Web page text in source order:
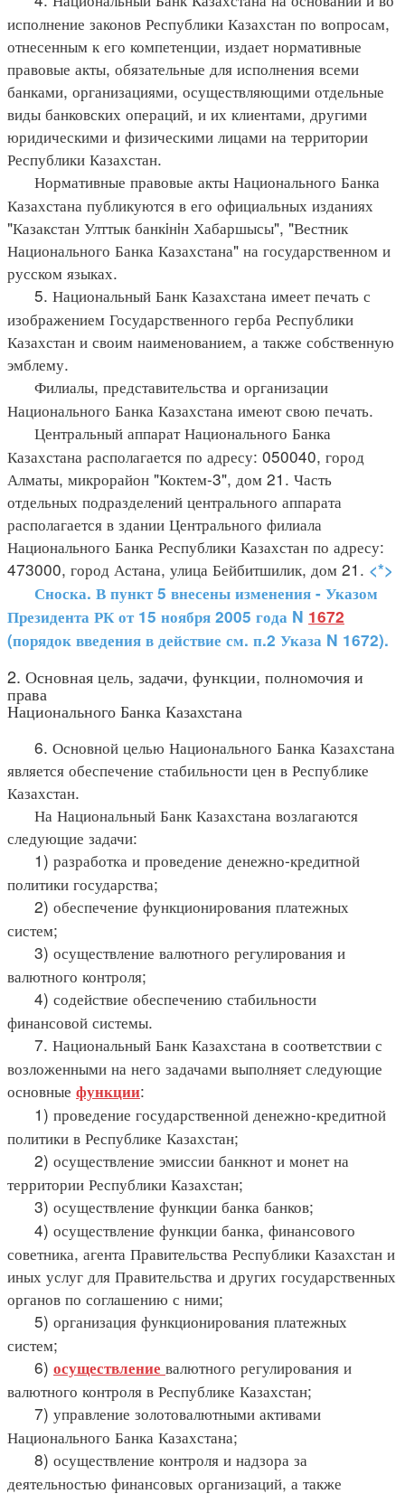
исполнение законов Республики Казахстан по вопросам,
отнесенным к его компетенции, издает нормативные
правовые акты, обязательные для исполнения всеми
банками, организациями, осуществляющими отдельные
виды банковских операций, и их клиентами, другими
юридическими и физическими лицами на территории
Республики Казахстан.
Нормативные правовые акты Национального Банка
Казахстана публикуются в его официальных изданиях
"Казакстан Улттык банкiнiн Хабаршысы", "Вестник
Национального Банка Казахстана" на государственном и
русском языках.
5. Национальный Банк Казахстана имеет печать с
изображением Государственного герба Республики
Казахстан и своим наименованием, а также собственную
эмблему.
Филиалы, представительства и организации
Национального Банка Казахстана имеют свою печать.
Центральный аппарат Национального Банка
Казахстана располагается по адресу: 050040, город
Алматы, микрорайон "Коктем-3", дом 21. Часть
отдельных подразделений центрального аппарата
располагается в здании Центрального филиала
Национального Банка Республики Казахстан по адресу:
473000, город Астана, улица Бейбитшилик, дом 21. <*>
Сноска. В пункт 5 внесены изменения - Указом
Президента РК от 15 ноября 2005 года N 1672
(порядок введения в действие см. п.2 Указа N 1672).
2. Основная цель, задачи, функции, полномочия и
права
Национального Банка Казахстана
6. Основной целью Национального Банка Казахстана
является обеспечение стабильности цен в Республике
Казахстан.
На Национальный Банк Казахстана возлагаются
следующие задачи:
1) разработка и проведение денежно-кредитной
политики государства;
2) обеспечение функционирования платежных
систем;
3) осуществление валютного регулирования и
валютного контроля;
4) содействие обеспечению стабильности
финансовой системы.
7. Национальный Банк Казахстана в соответствии с
возложенными на него задачами выполняет следующие
основные функции:
1) проведение государственной денежно-кредитной
политики в Республике Казахстан;
2) осуществление эмиссии банкнот и монет на
территории Республики Казахстан;
3) осуществление функции банка банков;
4) осуществление функции банка, финансового
советника, агента Правительства Республики Казахстан и
иных услуг для Правительства и других государственных
органов по соглашению с ними;
5) организация функционирования платежных
систем;
6) осуществление валютного регулирования и
валютного контроля в Республике Казахстан;
7) управление золотовалютными активами
Национального Банка Казахстана;
8) осуществление контроля и надзора за
деятельностью финансовых организаций, а также